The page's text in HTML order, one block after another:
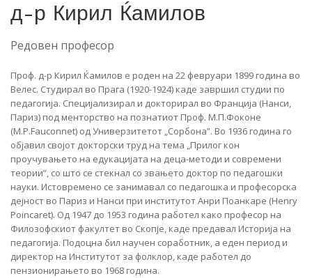
д-р Кирил Ќамилов
Редовен професор
Проф. д-р Кирил Ќамилов е роден на 22 февруари 1899 година во
Велес. Студирал во Прага (1920-1924) каде завршил студии по
педагогија. Специјализирал и докторирал во Франција (Нанси,
Париз) под менторство на познатиот Проф. М.П.Фоконе
(M.P.Fauconnet) од Универзитетот „Сорбона”. Во 1936 година го
објавил својот докторски труд на тема „Прилог кон
проучувањето на едукацијата на деца-методи и современи
теории”, со што се стекнал со звањето доктор по педагошки
науки. Истовремено се занимавал со педагошка и професорска
дејност во Париз и Нанси при институтот Анри Поанкаре (Henry
Poincaret). Од 1947 до 1953 година работел како професор на
Филозофскиот факултет во Скопје, каде предавал Историја на
педагогија. Подоцна бил научен соработник, а еден период и
директор на Институтот за фолклор, каде работел до
пензионирањето во 1968 година.